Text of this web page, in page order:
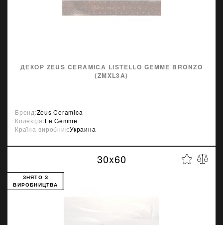
ДЕКОР ZEUS CERAMICA LISTELLO GEMME BRONZO
(ZMXL3A)
Бренд:Zeus Ceramica
Колекція:Le Gemme
Країна-виробник:Украина
30x60
ЗНЯТО З
ВИРОБНИЦТВА